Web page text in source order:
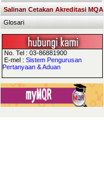
Salinan Cetakan Akreditasi MQA
Glosari
No. Tel : 03-86881900
E-mel : Sistem Pengurusan
Pertanyaan & Aduan